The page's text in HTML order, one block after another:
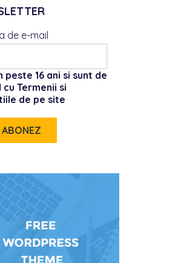
de e-mail
peste 16 ani si sunt de
Termenii si
de pe site